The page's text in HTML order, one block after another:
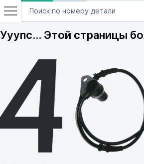
Ууупс… Этой страницы